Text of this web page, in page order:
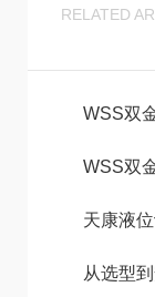
RELATED
WSS双金属
WSS双金属温
天康液
从选型到安装：炉